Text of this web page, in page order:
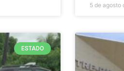
5 de agosto
ESTADO